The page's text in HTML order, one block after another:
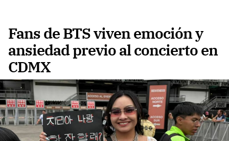
Fans de BTS viven emoción y
ansiedad previo al concierto en
CDMX